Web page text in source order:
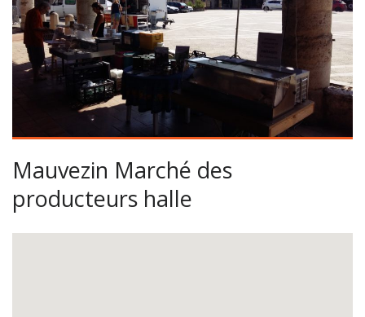
Mauvezin Marché des
producteurs halle